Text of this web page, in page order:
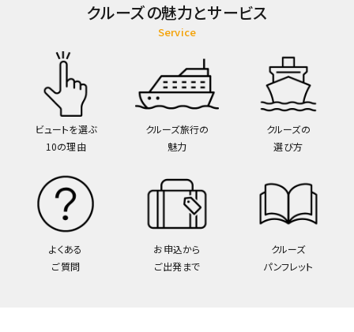
クルーズの魅力とサービス
Service
ビュートを選ぶ
10の理由
クルーズ旅行の
魅力
クルーズの
選び方
よくある
ご質問
お申込から
ご出発まで
クルーズ
パンフレット